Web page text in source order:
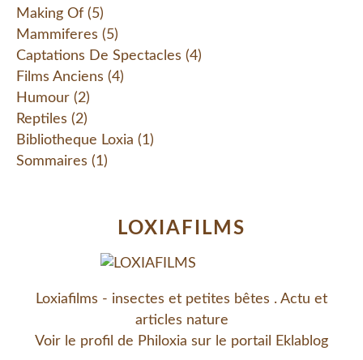
Making Of (5)
Mammiferes (5)
Captations De Spectacles (4)
Films Anciens (4)
Humour (2)
Reptiles (2)
Bibliotheque Loxia (1)
Sommaires (1)
LOXIAFILMS
Loxiafilms - insectes et petites bêtes . Actu et
articles nature
Voir le profil de Philoxia sur le portail Eklablog